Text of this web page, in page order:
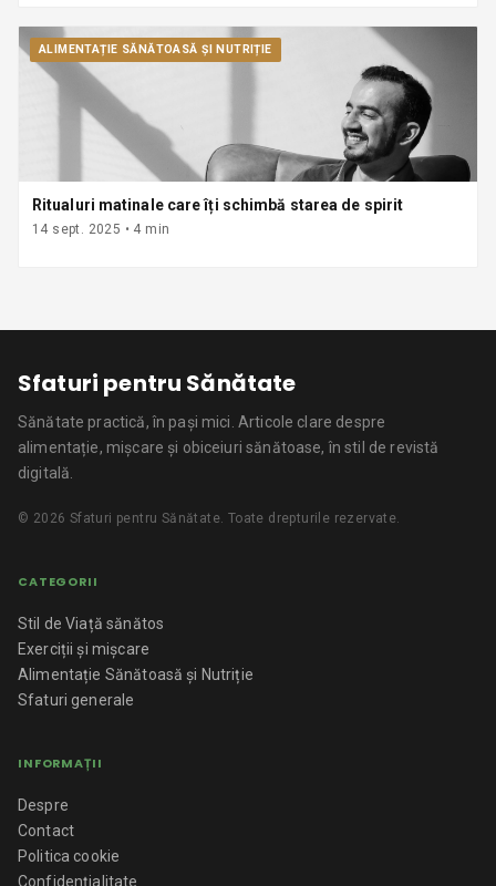
ALIMENTAȚIE SĂNĂTOASĂ ȘI NUTRIȚIE
Ritualuri matinale care îți schimbă starea de spirit
14 sept. 2025 • 4 min
Sfaturi pentru Sănătate
Sănătate practică, în pași mici. Articole clare despre
alimentație, mișcare și obiceiuri sănătoase, în stil de revistă
digitală.
© 2026 Sfaturi pentru Sănătate . Toate drepturile rezervate.
CATEGORII
Stil de Viață sănătos
Exerciții și mișcare
Alimentație Sănătoasă și Nutriție
Sfaturi generale
INFORMAȚII
Despre
Contact
Politica cookie
Confidențialitate